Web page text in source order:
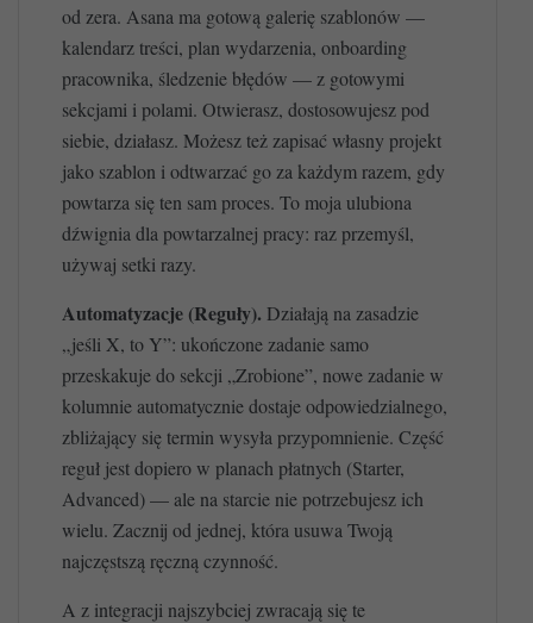
od zera. Asana ma gotową galerię szablonów —
kalendarz treści, plan wydarzenia, onboarding
pracownika, śledzenie błędów — z gotowymi
sekcjami i polami. Otwierasz, dostosowujesz pod
siebie, działasz. Możesz też zapisać własny projekt
jako szablon i odtwarzać go za każdym razem, gdy
powtarza się ten sam proces. To moja ulubiona
dźwignia dla powtarzalnej pracy: raz przemyśl,
używaj setki razy.
Automatyzacje (Reguły). Działają na zasadzie
„jeśli X, to Y”: ukończone zadanie samo
przeskakuje do sekcji „Zrobione”, nowe zadanie w
kolumnie automatycznie dostaje odpowiedzialnego,
zbliżający się termin wysyła przypomnienie. Część
reguł jest dopiero w planach płatnych (Starter,
Advanced) — ale na starcie nie potrzebujesz ich
wielu. Zacznij od jednej, która usuwa Twoją
najczęstszą ręczną czynność.
A z integracji najszybciej zwracają się te